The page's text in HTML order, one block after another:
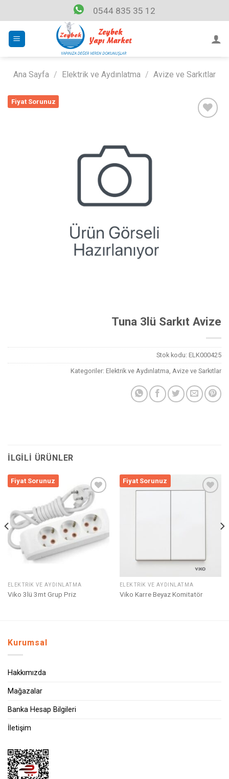
to
content
0544 835 35 12
Ana Sayfa / Elektrik ve Aydınlatma / Avize ve Sarkıtlar
Fiyat Sorunuz
Tuna 3lü Sarkıt Avize
Stok kodu: ELK000425
Kategoriler: Elektrik ve Aydınlatma, Avize ve Sarkıtlar
İLGILI ÜRÜNLER
Fiyat Sorunuz
Listeme
Ekle
ELEKTRIK VE AYDINLATMA
Viko 3lü 3mt Grup Priz
Fiyat Sorunuz
ELEKTRIK VE AYDINLATMA
Viko Karre Beyaz Komitatör
Kurumsal
Hakkımızda
Mağazalar
Banka Hesap Bilgileri
İletişim